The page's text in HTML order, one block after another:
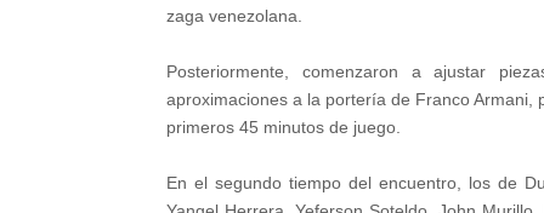
zaga venezolana.
Posteriormente, comenzaron a ajustar
aproximaciones a la portería de Franco
primeros 45 minutos de juego.
En el segundo tiempo del encuentro, los de